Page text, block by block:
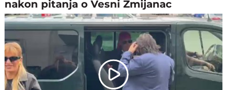
nakon pitanja o Vesni Zmijanac
Play